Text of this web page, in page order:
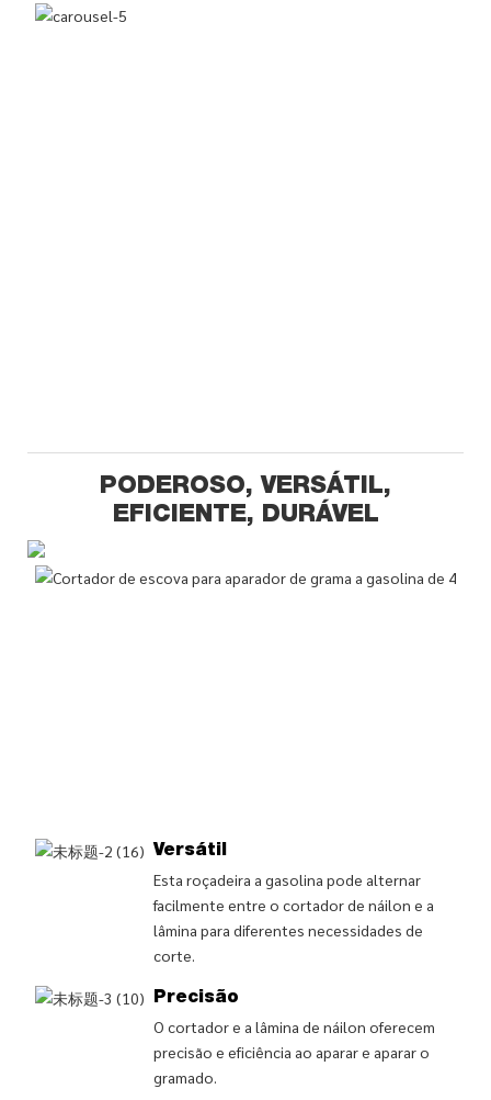
PODEROSO, VERSÁTIL,
EFICIENTE, DURÁVEL
Versátil
Esta roçadeira a gasolina pode alternar
facilmente entre o cortador de náilon e a
lâmina para diferentes necessidades de
corte.
Precisão
O cortador e a lâmina de náilon oferecem
precisão e eficiência ao aparar e aparar o
gramado.